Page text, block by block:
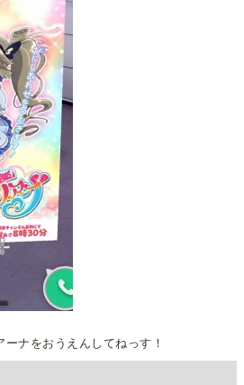
ーナをおうえんしてねっす！